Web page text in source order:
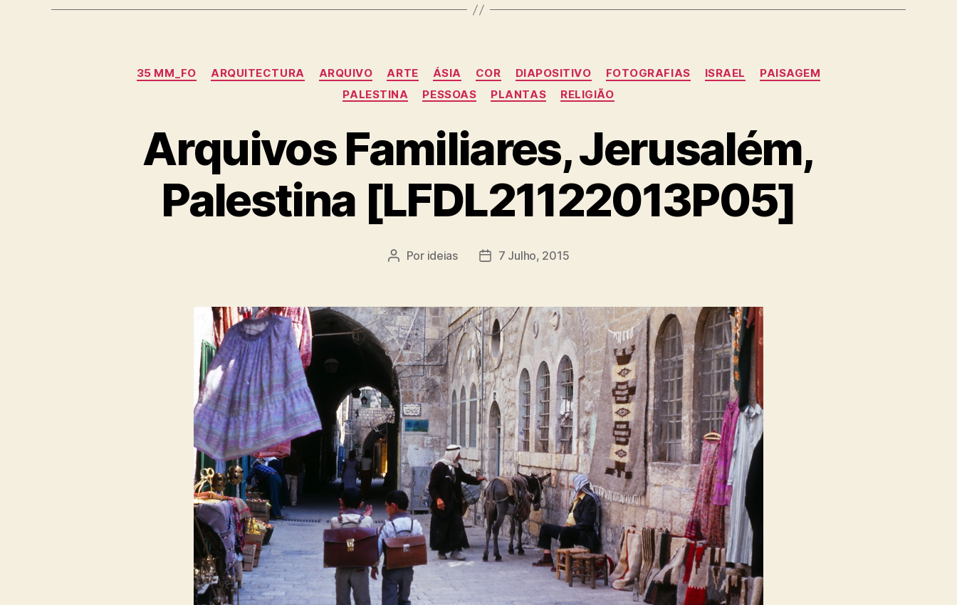
Categorias
35 MM_FO ARQUITECTURA ARQUIVO ARTE ÁSIA COR DIAPOSITIVO FOTOGRAFIAS ISRAEL
PAISAGEM
PALESTINA
PESSOAS PLANTAS RELIGIÃO
Arquivos Familiares, Jerusalém,
Palestina [LFDL21122013P05]
Autor
Por ideias
Data7 Julho, 2015